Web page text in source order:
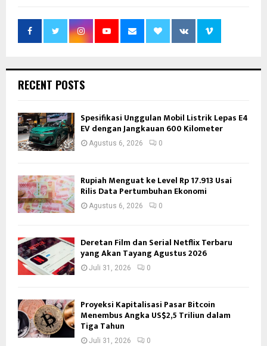
RECENT POSTS
Spesifikasi Unggulan Mobil Listrik Lepas E4
EV dengan Jangkauan 600 Kilometer
Agustus 6, 2026 0
Rupiah Menguat ke Level Rp 17.913 Usai
Rilis Data Pertumbuhan Ekonomi
Agustus 6, 2026 0
Deretan Film dan Serial Netflix Terbaru
yang Akan Tayang Agustus 2026
Juli 31, 2026 0
Proyeksi Kapitalisasi Pasar Bitcoin
Menembus Angka US$2,5 Triliun dalam
Tiga Tahun
Juli 31, 2026 0